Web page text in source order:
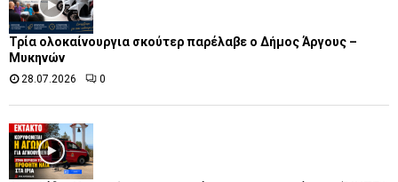
Τρία ολοκαίνουργια σκούτερ παρέλαβε o Δήμος Άργους –
Μυκηνών
28.07.2026 0